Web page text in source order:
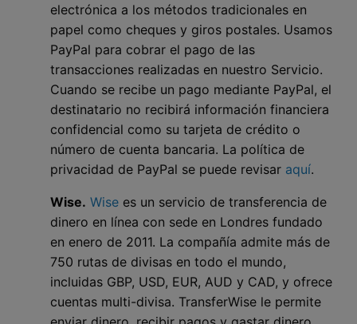
electrónica a los métodos tradicionales en
papel como cheques y giros postales. Usamos
PayPal para cobrar el pago de las
transacciones realizadas en nuestro Servicio.
Cuando se recibe un pago mediante PayPal, el
destinatario no recibirá información financiera
confidencial como su tarjeta de crédito o
número de cuenta bancaria. La política de
privacidad de PayPal se puede revisar aquí.
Wise. Wise es un servicio de transferencia de
dinero en línea con sede en Londres fundado
en enero de 2011. La compañía admite más de
750 rutas de divisas en todo el mundo,
incluidas GBP, USD, EUR, AUD y CAD, y ofrece
cuentas multi-divisa. TransferWise le permite